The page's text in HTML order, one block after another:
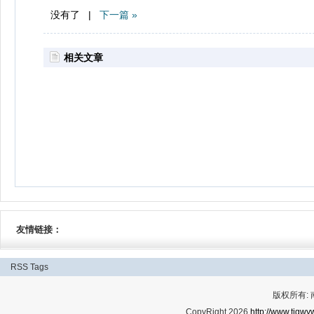
没有了 | 下一篇 »
相关文章
友情链接：
RSS Tags
版权所有:
CopyRight 2026 http://